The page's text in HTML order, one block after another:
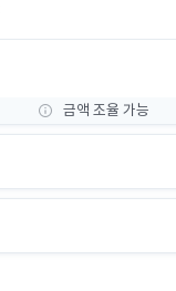
금액 조율 가능